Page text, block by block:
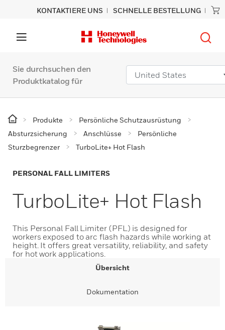
KONTAKTIERE UNS SCHNELLE BESTELLUNG
Sie durchsuchen den
Produktkatalog für
Produkte
Persönliche Schutzausrüstung
Absturzsicherung
Anschlüsse
Persönliche
Sturzbegrenzer
TurboLite+ Hot Flash
PERSONAL FALL LIMITERS
TurboLite+ Hot Flash
This Personal Fall Limiter (PFL) is designed for
workers exposed to arc flash hazards while working at
height. It offers great versatility, reliability, and safety
for hot work applications.
Übersicht
Dokumentation